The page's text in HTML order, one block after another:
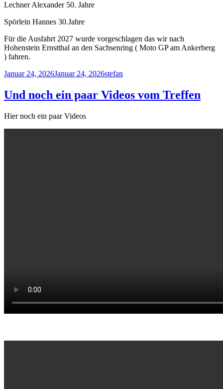
Lechner Alexander 50. Jahre
Spörlein Hannes 30.Jahre
Für die Ausfahrt 2027 wurde vorgeschlagen das wir nach
Hohenstein Ernstthal an den Sachsenring ( Moto GP am Ankerberg
) fahren.
Veröffentlicht
Januar 24, 2026Januar 24, 2026Autor
stefan
Und noch ein paar Videos vom Treffen
Hier noch ein paar Videos